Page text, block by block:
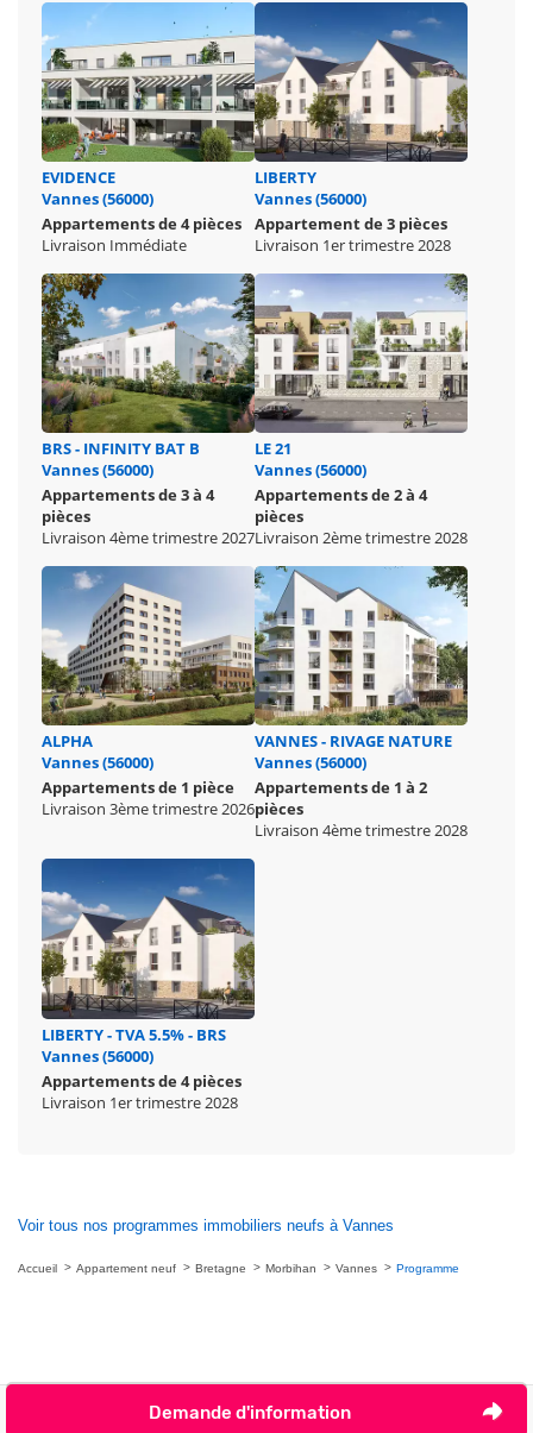
EVIDENCE
Vannes (56000)
Appartements de 4 pièces
Livraison Immédiate
LIBERTY
Vannes (56000)
Appartement de 3 pièces
Livraison 1er trimestre 2028
BRS - INFINITY BAT B
Vannes (56000)
Appartements de 3 à 4
pièces
Livraison 4ème trimestre 2027
LE 21
Vannes (56000)
Appartements de 2 à 4
pièces
Livraison 2ème trimestre 2028
ALPHA
Vannes (56000)
Appartements de 1 pièce
Livraison 3ème trimestre 2026
VANNES - RIVAGE NATURE
Vannes (56000)
Appartements de 1 à 2
pièces
Livraison 4ème trimestre 2028
LIBERTY - TVA 5.5% - BRS
Vannes (56000)
Appartements de 4 pièces
Livraison 1er trimestre 2028
Voir tous nos programmes immobiliers neufs à Vannes
Accueil Appartement neuf Bretagne Morbihan Vannes Programme
Demande d'information
Nous contacter
Je ne veux plus être contacté par téléphone